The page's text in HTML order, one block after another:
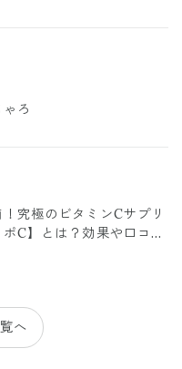
ろ
究極のビタミンCサプリ
ポC】とは？効果や口コミ
へ